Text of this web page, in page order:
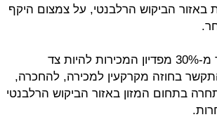
באזור הביקוש הרלבנטי, על צמצום היקף
ג. לאסור על קמעונאי גדול המחזיק ביותר מ-30% מפדיון המכירות להיות צד
בחוזה מקרקעין למכירה, להחכרה,
בתחום המזון באזור הביקוש הרלבנטי